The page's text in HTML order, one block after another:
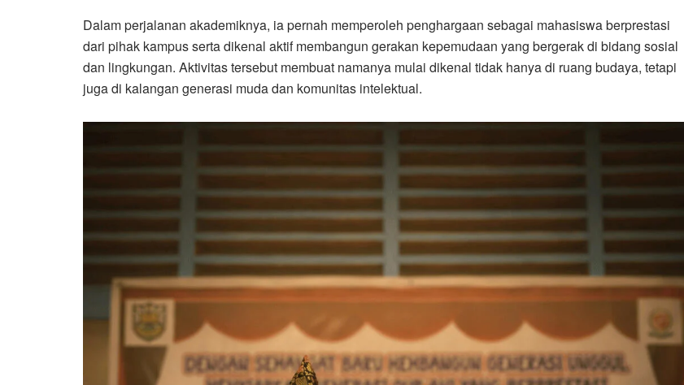
Dalam perjalanan akademiknya, ia pernah memperoleh penghargaan sebagai mahasiswa berprestasi
dari pihak kampus serta dikenal aktif membangun gerakan kepemudaan yang bergerak di bidang sosial
dan lingkungan. Aktivitas tersebut membuat namanya mulai dikenal tidak hanya di ruang budaya, tetapi
juga di kalangan generasi muda dan komunitas intelektual.